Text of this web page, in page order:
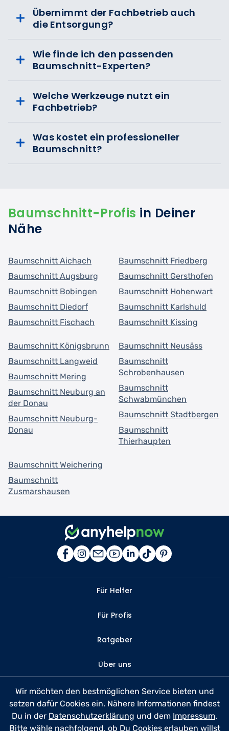
Übernimmt der Fachbetrieb auch
die Entsorgung?
Wie finde ich den passenden
Baumschnitt-Experten?
Welche Werkzeuge nutzt ein
Fachbetrieb?
Was kostet ein professioneller
Baumschnitt?
Baumschnitt-Profis in Deiner
Nähe
Baumschnitt Aichach
Baumschnitt Augsburg
Baumschnitt Bobingen
Baumschnitt Diedorf
Baumschnitt Fischach
Baumschnitt Friedberg
Baumschnitt Gersthofen
Baumschnitt Hohenwart
Baumschnitt Karlshuld
Baumschnitt Kissing
Baumschnitt Königsbrunn
Baumschnitt Langweid
Baumschnitt Mering
Baumschnitt Neuburg an
der Donau
Baumschnitt Neuburg-
Donau
Baumschnitt Neusäss
Baumschnitt
Schrobenhausen
Baumschnitt
Schwabmünchen
Baumschnitt Stadtbergen
Baumschnitt
Thierhaupten
Baumschnitt Weichering
Baumschnitt
Zusmarshausen
Für Helfer
Für Profis
Ratgeber
Über uns
Kontakt
FAQ
Wir möchten den bestmöglichen Service bieten und
setzen dafür Cookies ein. Nähere Informationen findest
Du in der Datenschutzerklärung und dem Impressum.
Bitte wähle nachfolgend, ob Du Cookies erlauben willst